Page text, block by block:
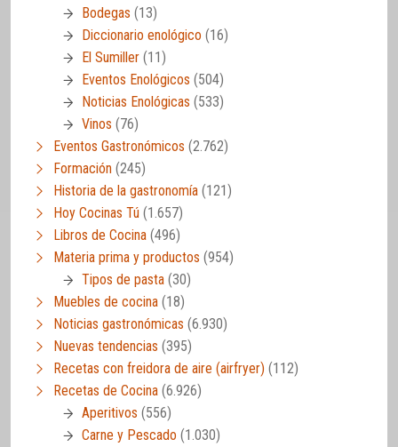
Bodegas (13)
Diccionario enológico (16)
El Sumiller (11)
Eventos Enológicos (504)
Noticias Enológicas (533)
Vinos (76)
Eventos Gastronómicos (2.762)
Formación (245)
Historia de la gastronomía (121)
Hoy Cocinas Tú (1.657)
Libros de Cocina (496)
Materia prima y productos (954)
Tipos de pasta (30)
Muebles de cocina (18)
Noticias gastronómicas (6.930)
Nuevas tendencias (395)
Recetas con freidora de aire (airfryer) (112)
Recetas de Cocina (6.926)
Aperitivos (556)
Carne y Pescado (1.030)